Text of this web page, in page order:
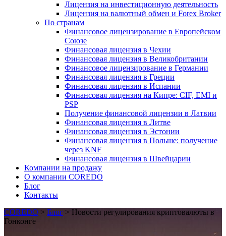
Лицензия на инвестиционную деятельность
Лицензия на валютный обмен и Forex Broker
По странам
Финансовое лицензирование в Европейском
Союзе
Финансовая лицензия в Чехии
Финансовая лицензия в Великобритании
Финансовое лицензирование в Германии
Финансовая лицензия в Греции
Финансовая лицензия в Испании
Финансовая лицензия на Кипре: CIF, EMI и
PSP
Получение финансовой лицензии в Латвии
Финансовая лицензия в Литве
Финансовая лицензия в Эстонии
Финансовая лицензия в Польше: получение
через KNF
Финансовая лицензия в Швейцарии
Компании на продажу
О компании COREDO
Блог
Контакты
COREDO > Блог > Новости регулирования криптовалюты в
Гонконге